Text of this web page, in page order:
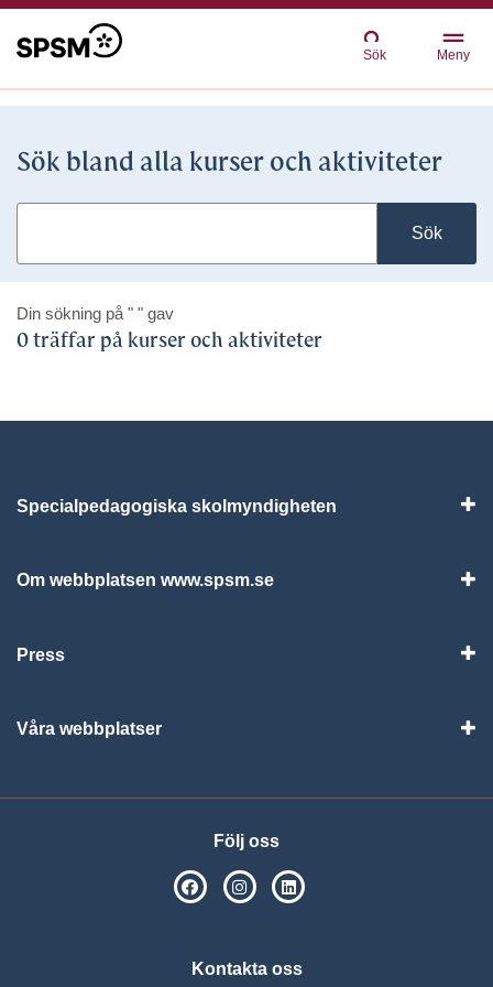
Sök Meny
Sök bland alla kurser och aktiviteter
Sök
Din sökning på " " gav
0 träffar på kurser och aktiviteter
Specialpedagogiska skolmyndigheten
Om webbplatsen www.spsm.se
Press
Våra webbplatser
Följ oss
SPSM på Facebook
SPSM på Instagram
Kontakta oss